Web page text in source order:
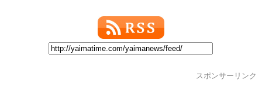
スポンサーリンク